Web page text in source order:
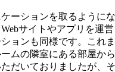
ーションを取るように
サイトやアプリを運
ョンも同様です。これ
ムの隣室にある部屋か
だいておりましたが、